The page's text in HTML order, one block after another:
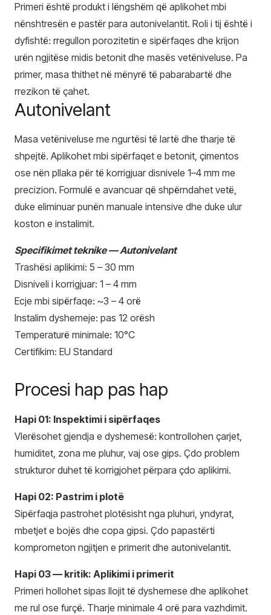
Primeri është produkt i lëngshëm që aplikohet mbi
nënshtresën e pastër para autonivelantit. Roli i tij është i
dyfishtë: rregullon porozitetin e sipërfaqes dhe krijon
urën ngjitëse midis betonit dhe masës vetëniveluse. Pa
primer, masa thithet në mënyrë të pabarabartë dhe
rrezikon të çahet.
Autonivelant
Masa vetëniveluse me ngurtësi të lartë dhe tharje të
shpejtë. Aplikohet mbi sipërfaqet e betonit, çimentos
ose nën pllaka për të korrigjuar disnivele 1–4 mm me
precizion. Formulë e avancuar që shpërndahet vetë,
duke eliminuar punën manuale intensive dhe duke ulur
koston e instalimit.
Specifikimet teknike — Autonivelant
Trashësi aplikimi: 5 – 30 mm
Disniveli i korrigjuar: 1 – 4 mm
Ecje mbi sipërfaqe: ~3 – 4 orë
Instalim dyshemeje: pas 12 orësh
Temperaturë minimale: 10°C
Certifikim: EU Standard
Procesi hap pas hap
Hapi 01: Inspektimi i sipërfaqes
Vlerësohet gjendja e dyshemesë: kontrollohen çarjet,
humiditet, zona me pluhur, vaj ose gips. Çdo problem
strukturor duhet të korrigjohet përpara çdo aplikimi.
Hapi 02: Pastrim i plotë
Sipërfaqja pastrohet plotësisht nga pluhuri, yndyrat,
mbetjet e bojës dhe copa gipsi. Çdo papastërti
komprometon ngjitjen e primerit dhe autonivelantit.
Hapi 03 — kritik: Aplikimi i primerit
Primeri hollohet sipas llojit të dyshemese dhe aplikohet
me rul ose furçë. Tharje minimale 4 orë para vazhdimit.